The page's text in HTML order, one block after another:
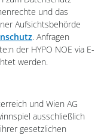
und das
Aufsichtsbehörde
. Anfragen
der HYPO NOE via E-
werden.
und Wien AG
ausschließlich
gesetzlichen